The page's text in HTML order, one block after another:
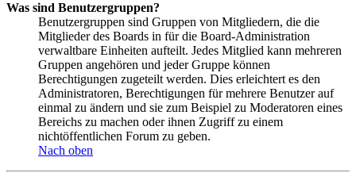
Was sind Benutzergruppen?
Benutzergruppen sind Gruppen von Mitgliedern, die die
Mitglieder des Boards in für die Board-Administration
verwaltbare Einheiten aufteilt. Jedes Mitglied kann mehreren
Gruppen angehören und jeder Gruppe können
Berechtigungen zugeteilt werden. Dies erleichtert es den
Administratoren, Berechtigungen für mehrere Benutzer auf
einmal zu ändern und sie zum Beispiel zu Moderatoren eines
Bereichs zu machen oder ihnen Zugriff zu einem
nichtöffentlichen Forum zu geben.
Nach oben